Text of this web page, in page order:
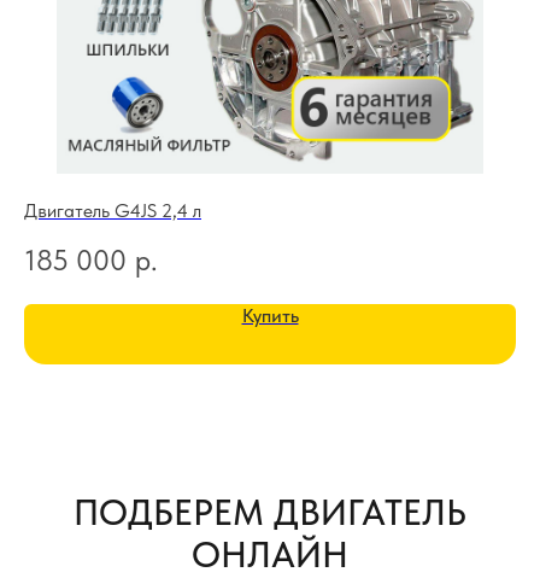
Двигатель G4JS 2,4 л
185 000 р.
Купить
ПОДБЕРЕМ ДВИГАТЕЛЬ
ОНЛАЙН